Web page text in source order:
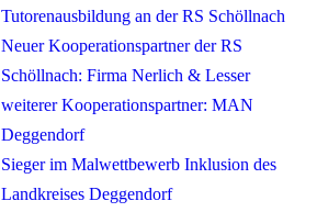
Tutorenausbildung an der RS Schöllnach
Neuer Kooperationspartner der RS
Schöllnach: Firma Nerlich & Lesser
weiterer Kooperationspartner: MAN
Deggendorf
Sieger im Malwettbewerb Inklusion des
Landkreises Deggendorf